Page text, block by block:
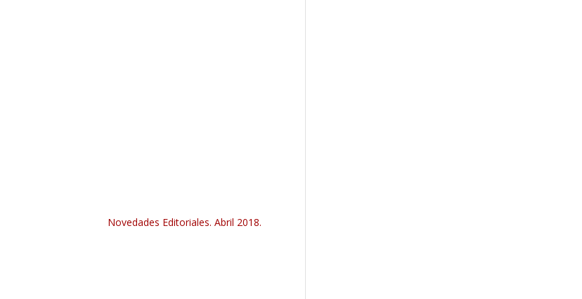
Novedades Editoriales. Abril 2018.